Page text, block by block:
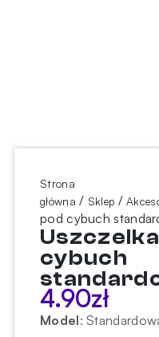
Strona
główna / Sklep /
pod cybuch
cybuch
4.90zł
Model: